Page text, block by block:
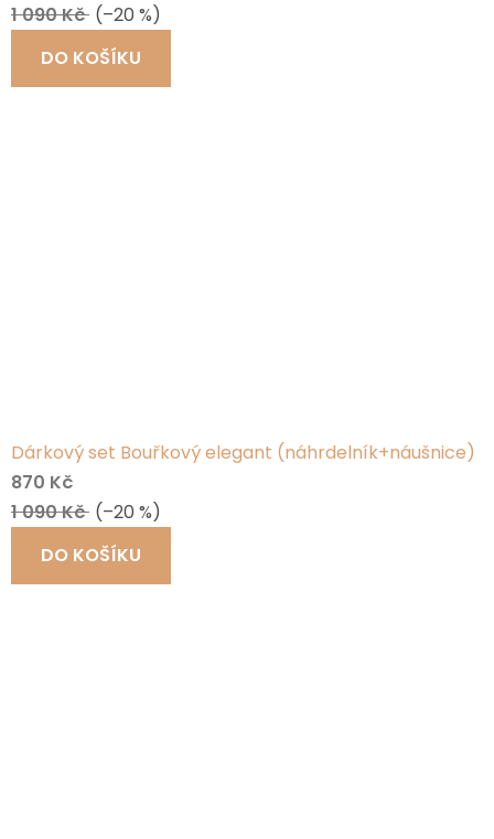
1 090 Kč (–20 %)
DO KOŠÍKU
Dárkový set Bouřkový elegant (náhrdelník+náušnice)
870 Kč
1 090 Kč (–20 %)
DO KOŠÍKU